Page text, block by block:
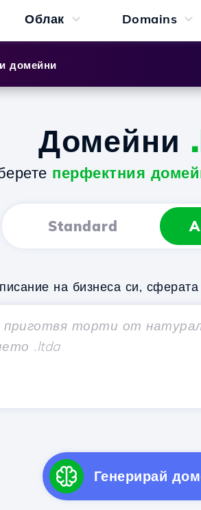
Облак Domains
домейни
Домейни
перфектния
Standard
на бизнеса си,
Генерирай